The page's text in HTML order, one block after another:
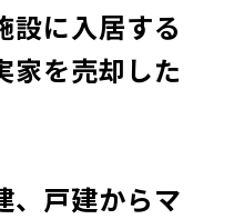
設に入居する
家を売却した
、戸建からマ